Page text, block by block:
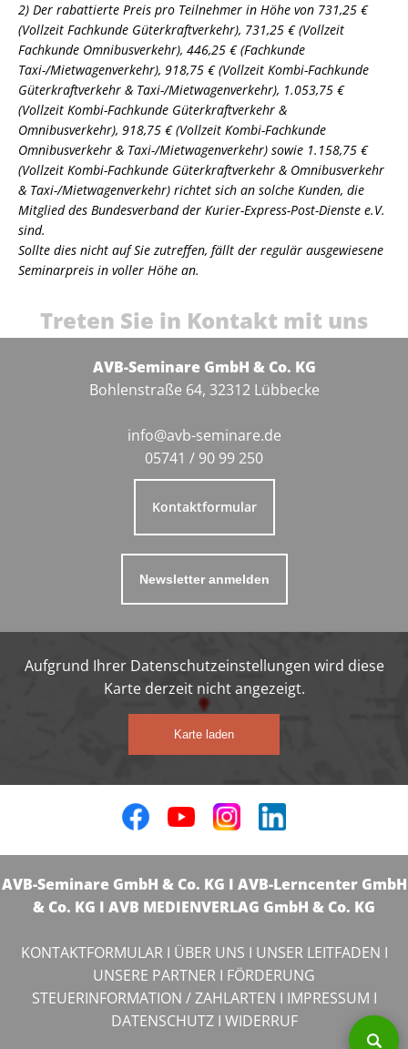
2) Der rabattierte Preis pro Teilnehmer in Höhe von 731,25 €
(Vollzeit Fachkunde Güterkraftverkehr), 731,25 € (Vollzeit
Fachkunde Omnibusverkehr), 446,25 € (Fachkunde
Taxi-/Mietwagenverkehr), 918,75 € (Vollzeit Kombi-Fachkunde
Güterkraftverkehr & Taxi-/Mietwagenverkehr), 1.053,75 €
(Vollzeit Kombi-Fachkunde Güterkraftverkehr &
Omnibusverkehr), 918,75 € (Vollzeit Kombi-Fachkunde
Omnibusverkehr & Taxi-/Mietwagenverkehr) sowie 1.158,75 €
(Vollzeit Kombi-Fachkunde Güterkraftverkehr & Omnibusverkehr
& Taxi-/Mietwagenverkehr) richtet sich an solche Kunden, die
Mitglied des Bundesverband der Kurier-Express-Post-Dienste e.V.
sind.
Sollte dies nicht auf Sie zutreffen, fällt der regulär ausgewiesene
Seminarpreis in voller Höhe an.
Treten Sie in Kontakt mit uns
AVB-Seminare GmbH & Co. KG
Bohlenstraße 64, 32312 Lübbecke
info@avb-seminare.de
05741 / 90 99 250
Kontaktformular
Newsletter anmelden
Aufgrund Ihrer Datenschutzeinstellungen wird diese
Karte derzeit nicht angezeigt.
Karte laden
AVB-Seminare GmbH & Co. KG I AVB-Lerncenter GmbH
& Co. KG I AVB MEDIENVERLAG GmbH & Co. KG
KONTAKTFORMULARI ÜBER UNS I UNSER LEITFADEN I
UNSERE PARTNER I FÖRDERUNG
STEUERINFORMATION / ZAHLARTEN I IMPRESSUM I
DATENSCHUTZI WIDERRUF